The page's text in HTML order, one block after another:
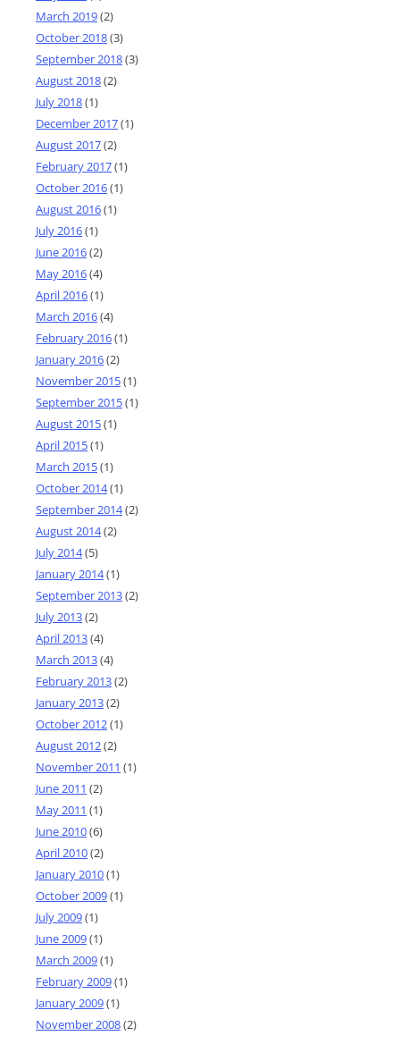
March 2019(2)
October 2018(3)
September 2018(3)
August 2018(2)
July 2018(1)
December 2017(1)
August 2017(2)
February 2017(1)
October 2016(1)
August 2016(1)
July 2016(1)
June 2016(2)
May 2016(4)
April 2016(1)
March 2016(4)
February 2016(1)
January 2016(2)
November 2015(1)
September 2015(1)
August 2015(1)
April 2015(1)
March 2015(1)
October 2014(1)
September 2014(2)
August 2014(2)
July 2014(5)
January 2014(1)
September 2013(2)
July 2013(2)
April 2013(4)
March 2013(4)
February 2013(2)
January 2013(2)
October 2012(1)
August 2012(2)
November 2011 (1)
June 2011 (2)
May 2011 (1)
June 2010(6)
April 2010(2)
January 2010(1)
October 2009(1)
July 2009(1)
June 2009(1)
March 2009(1)
February 2009(1)
January 2009(1)
November 2008(2)